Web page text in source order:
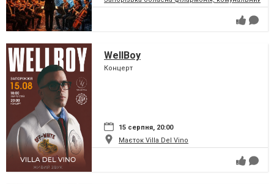
WellBoy
Концерт
15 серпня, 20:00
Маєток Villa Del Vino